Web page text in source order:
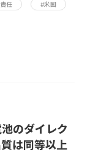
任 #米国
のダイレク
は同等以上